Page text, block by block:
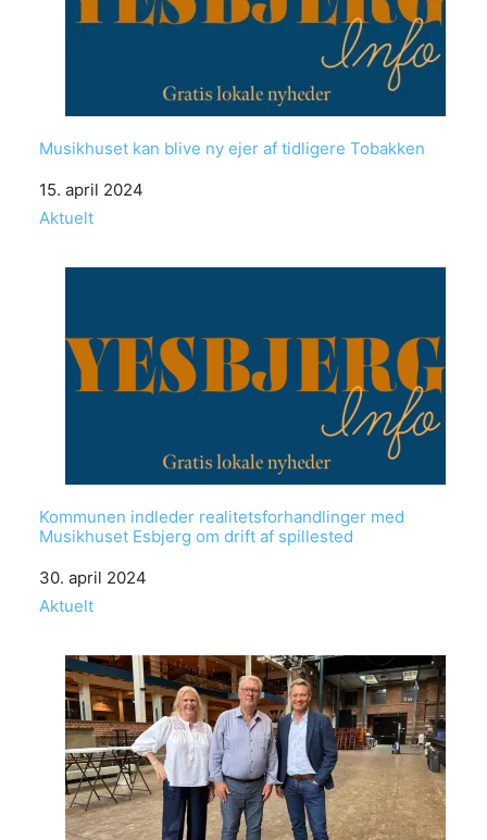
Musikhuset kan blive ny ejer af tidligere Tobakken
Date
15. april 2024
In relation to
Aktuelt
Kommunen indleder realitetsforhandlinger med
Musikhuset Esbjerg om drift af spillested
Date
30. april 2024
In relation to
Aktuelt